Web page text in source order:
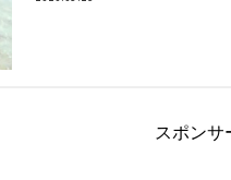
スポンサ